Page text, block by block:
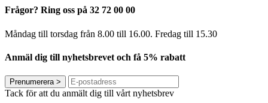
Frågor? Ring oss på 32 72 00 00
Måndag till torsdag från 8.00 till 16.00. Fredag ​​till 15.30
Anmäl dig till nyhetsbrevet och få 5% rabatt
Prenumerera>
Tack för att du anmält dig till vårt nyhetsbrev